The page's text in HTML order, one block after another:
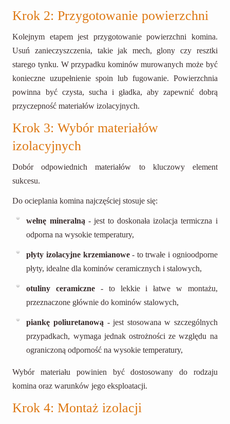
Krok 2: Przygotowanie powierzchni
Kolejnym etapem jest przygotowanie powierzchni komina.
Usuń zanieczyszczenia, takie jak mech, glony czy resztki
starego tynku. W przypadku kominów murowanych może być
konieczne uzupełnienie spoin lub fugowanie. Powierzchnia
powinna być czysta, sucha i gładka, aby zapewnić dobrą
przyczepność materiałów izolacyjnych.
Krok 3: Wybór materiałów
izolacyjnych
Dobór odpowiednich materiałów to kluczowy element
sukcesu.
Do ocieplania komina najczęściej stosuje się:
wełnę mineralną- jest to doskonała izolacja termiczna i
odporna na wysokie temperatury,
płyty izolacyjne krzemianowe- to trwałe i ognioodporne
płyty, idealne dla kominów ceramicznych i stalowych,
otuliny ceramiczne - to lekkie i łatwe w montażu,
przeznaczone głównie do kominów stalowych,
piankę poliuretanową - jest stosowana w szczególnych
przypadkach, wymaga jednak ostrożności ze względu na
ograniczoną odporność na wysokie temperatury,
Wybór materiału powinien być dostosowany do rodzaju
komina oraz warunków jego eksploatacji.
Krok 4: Montaż izolacji